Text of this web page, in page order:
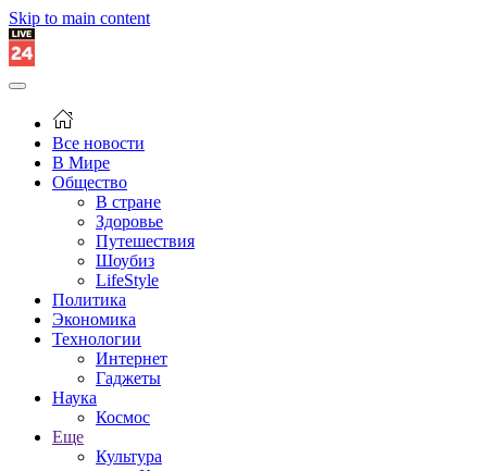
Skip to main content
Все новости
В Мире
Общество
В стране
Здоровье
Путешествия
Шоубиз
LifeStyle
Политика
Экономика
Технологии
Интернет
Гаджеты
Наука
Космос
Еще
Культура